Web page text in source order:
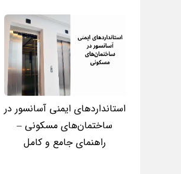
استانداردهای ایمنی آسانسور در
ساختمان‌های مسکونی –
راهنمای جامع و کامل